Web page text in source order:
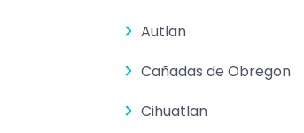
Autlan
Cañadas de Obregon
Cihuatlan